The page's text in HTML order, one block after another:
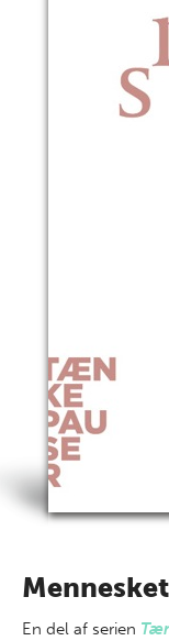
Mennesket
En del af serien